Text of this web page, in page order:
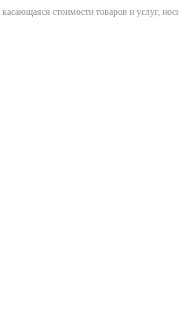
стоимости товаров и услуг,